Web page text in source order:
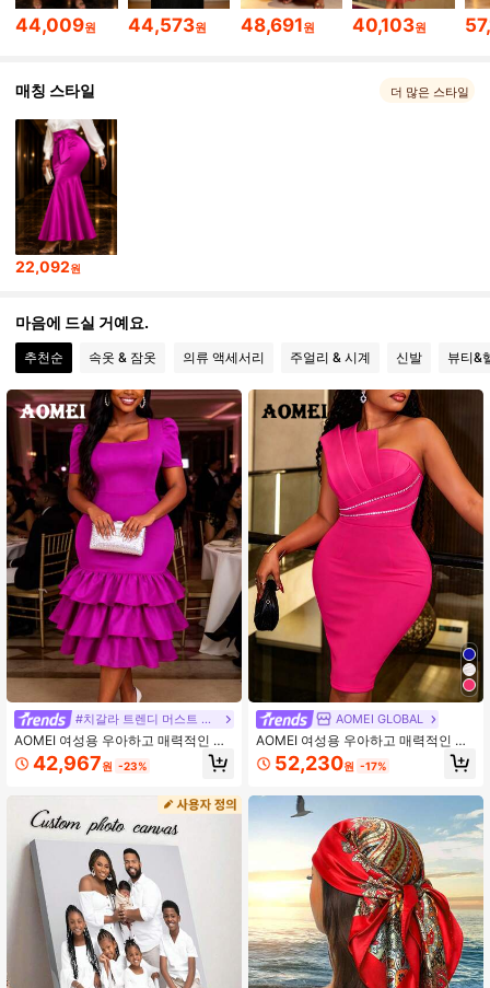
13K 팔로워
4.79
4.79
4.79
44,009원 44,573원 48,691원 40,103원
매칭 스타일 더 많은 스타일
22,092원
마음에 드실 거예요.
추천순 속옷 & 잠옷 의류 액세서리 주얼리 & 시계 신발 뷰티&
#치갈라 트렌디 머스트 해브 패션 갈라
AOMEI 여성용 우아하고 매력적인 스
퀘어 넥 퍼프 반팔 러플 헴 티어드 미
디 드레스, 생일 파티, 웨딩 게스트, 성
스 스타일 정장 드레스
42,967원 -23%
AOMEI GLOBAL
AOMEI 여성용 우아하고 매력적인 로
즈 레드 원 숄더 핏 드레스, 라인스톤
트림 비대칭 플리츠 하이웨스트 이브
합
52,230원 -17%